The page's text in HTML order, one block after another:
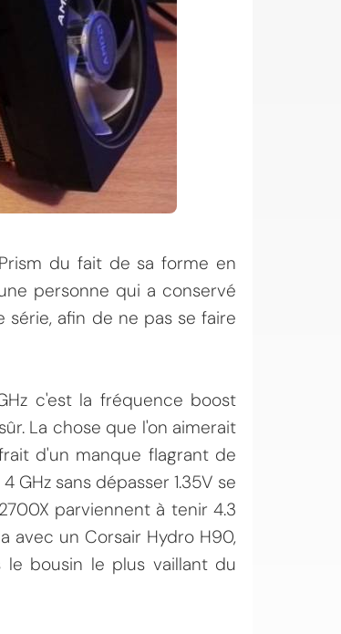
du fait de sa forme en
personne qui a conservé
afin de ne pas se faire
c'est la fréquence boost
La chose que l'on aimerait
d'un manque flagrant de
sans dépasser 1.35V se
parviennent à tenir 4.3
avec un Corsair Hydro H90,
le bousin le plus vaillant du